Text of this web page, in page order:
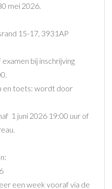
mei 2026.
15-17, 3931AP
examen bij inschrijving
en toets: wordt door
1 juni 2026 19:00 uur of
een week vooraf via de